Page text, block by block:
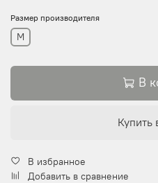
Размер производителя
M
В
Купить
В избранное
Добавить в сравнение